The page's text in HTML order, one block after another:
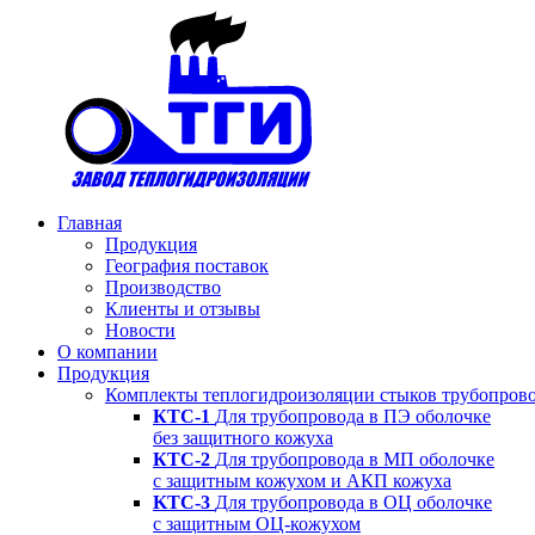
Главная
Продукция
География поставок
Производство
Клиенты и отзывы
Новости
О компании
Продукция
Комплекты теплогидроизоляции стыков
КТС-1 Для трубопровода в ПЭ оболочке
без защитного кожуха
КТС-2 Для трубопровода в МП оболочке
с защитным кожухом и АКП кожуха
KTC-3 Для трубопровода в ОЦ оболочке
с защитным ОЦ-кожухом